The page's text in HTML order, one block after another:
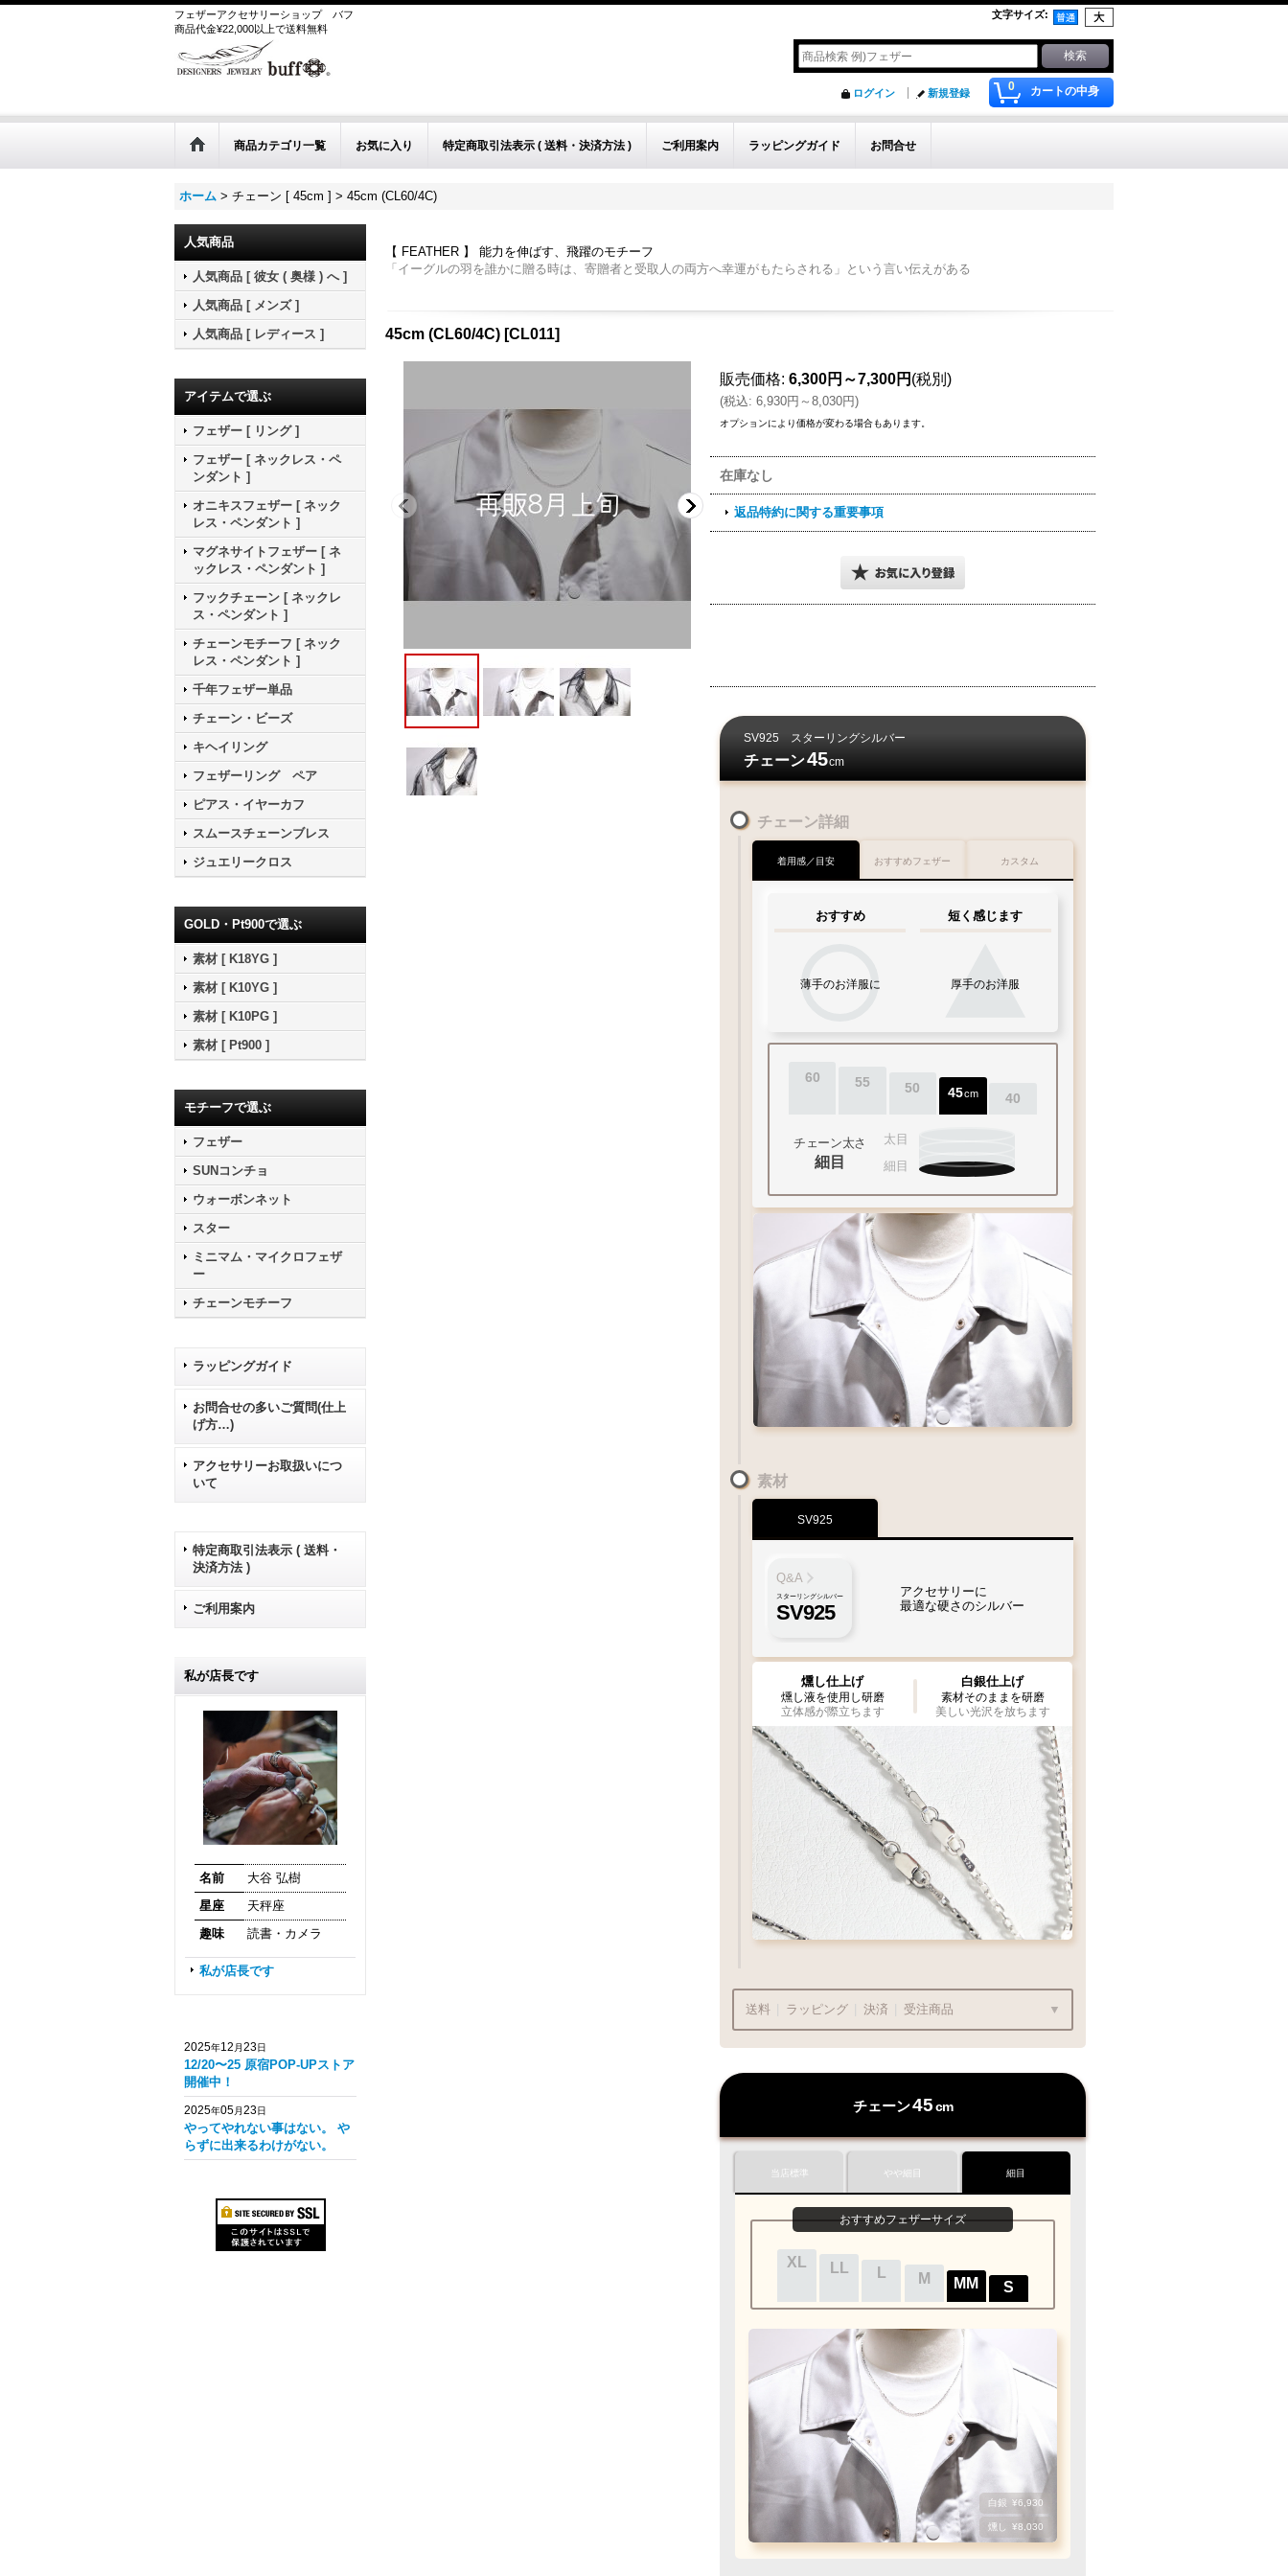
フェザーアクセサリーショップ
バフ
商品代金¥22,000以上で送料無料
文字サイズ:
0 カートの中身
ログイン 新規登録
商品カテゴリ一覧 お気に入り 特定商取引法表示 ( 送料・決済方法 ) ご利用案内 ラッピングガイド お問合せ
ホーム > チェーン [ 45cm ] > 45cm (CL60/4C)
人気商品
人気商品 [ 彼女 ( 奥様 ) へ ]
人気商品 [ メンズ ]
人気商品 [ レディース ]
アイテムで選ぶ
フェザー [ リング ]
フェザー [ ネックレス・ペ
ンダント ]
オニキスフェザー [ ネック
レス・ペンダント ]
マグネサイトフェザー [ ネ
ックレス・ペンダント ]
フックチェーン [ ネックレ
ス・ペンダント ]
チェーンモチーフ [ ネック
レス・ペンダント ]
千年フェザー単品
チェーン・ビーズ
キヘイリング
フェザーリング ペア
ピアス・イヤーカフ
スムースチェーンブレス
ジュエリークロス
GOLD・Pt900で選ぶ
素材 [ K18YG ]
素材 [ K10YG ]
素材 [ K10PG ]
素材 [ Pt900 ]
モチーフで選ぶ
フェザー
SUNコンチョ
ウォーボンネット
スター
ミニマム・マイクロフェザ
ー
チェーンモチーフ
ラッピングガイド
お問合せの多いご質問(仕上
げ方…)
アクセサリーお取扱いにつ
いて
特定商取引法表示 ( 送料・
決済方法 )
ご利用案内
私が店長です
名前
大谷 弘樹
星座
天秤座
趣味
読書・カメラ
私が店長です
2025年12 月23日
12/20〜25 原宿POP-UPストア
開催中！
2025年05月23日
やってやれない事はない。 や
らずに出来るわけがない。
【 FEATHER 】 能力を伸ばす、飛躍のモチーフ
「イーグルの羽を誰かに贈る時は、寄贈者と受取人の両方へ幸運がもたらされる」という言い伝えがある
45cm (CL60/4C) [CL011]
販売価格: 6,300円～7,300円 (税別)
(税込: 6,930円～8,030円)
オプションにより価格が変わる場合もあります。
在庫なし
返品特約に関する重要事項
SV925 スターリングシルバー
チェーン45cm
チェーン詳細
着用感／目安
おすすめ
薄手のお洋服に
短く感じます
厚手のお洋服
60 55 50 45cm 40
チェーン太さ
細目
太目
細目
おすすめフェザー
XL
M MM S
フェザーサイズリスト
曲り
MM1
右曲り 寄り 右
カスタム
ペンダントの状態でお届け致します
1枚フェザー
チェック：項目
（2）ペンダントの状態でお届け
フェザー
お好みのチェーンをお選び下さい
チェック：項目
ペンダントの状態でお届け致します
フェザーもチェーンも選びたい
素材
SV925
Q&A
スターリングシルバー
SV925
アクセサリーに
最適な硬さのシルバー
燻し仕上げ
燻し液を使用し研磨
立体感が際立ちます
白銀仕上げ
素材そのままを研磨
美しい光沢を放ちます
送料 ラッピング 決済 受注商品
¥715
ラッピングも承っております
プレゼント用でも安心してご利用いただけます
ラッピング
1商品¥1,100
最適なケースで
クロネコ webコレクト／カード決済
ご注文完了後
『お支払い手続き』のリンクから
カード情報をご入力下さい
ご利用回数
ご利用限度額
1回のお買い物
¥300,000迄
チェーン45 cm
当店標準
おすすめフェザーサイズ
XL LL
MM S
白銀
燻し
やや細目
おすすめフェザーサイズ
XL LL
MM S
白銀
燻し
細目
おすすめフェザーサイズ
XL LL L M MM S
白銀 ¥6,930
燻し ¥8,030